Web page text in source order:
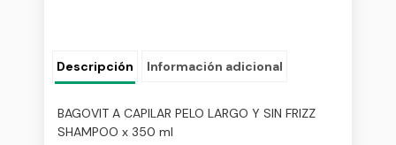
Descripción Información adicional
BAGOVIT A CAPILAR PELO LARGO Y SIN FRIZZ
SHAMPOO x 350 ml